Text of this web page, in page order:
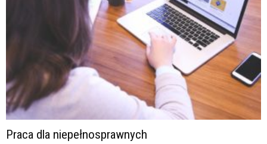
Praca dla niepełnosprawnych